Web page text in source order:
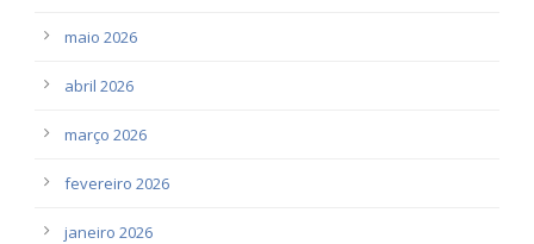
maio 2026
abril 2026
março 2026
fevereiro 2026
janeiro 2026